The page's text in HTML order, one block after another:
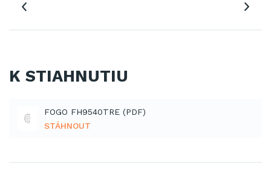
K STIAHNUTIU
FOGO FH9540TRE (PDF)
STÁHNOUT